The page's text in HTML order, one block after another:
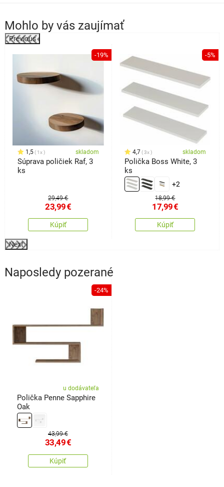
Mohlo by vás zaujímať
Previous
-19%
1,5 1x skladom
Súprava poličiek Raf, 3
ks
29,49 €
23,99€
Kúpiť
-5%
4,7 3x skladom
Polička Boss White, 3
ks
+2
18,99 €
17,99€
Kúpiť
Next
Naposledy pozerané
-24%
u dodávateľa
Polička Penne Sapphire
Oak
43,99 €
33,49€
Kúpiť